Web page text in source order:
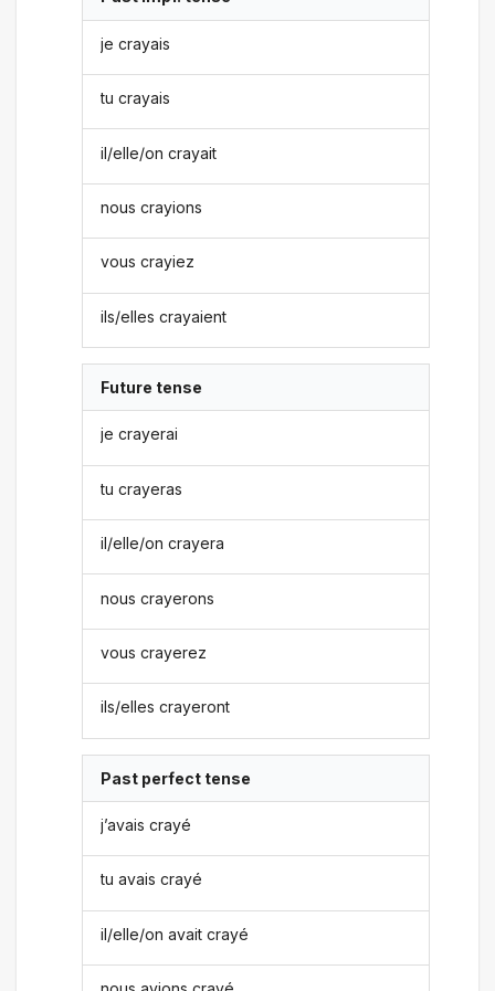
je crayais
tu crayais
il/elle/on crayait
nous crayions
vous crayiez
ils/elles crayaient
Future tense
je crayerai
tu crayeras
il/elle/on crayera
nous crayerons
vous crayerez
ils/elles crayeront
Past perfect tense
j’avais crayé
tu avais crayé
il/elle/on avait crayé